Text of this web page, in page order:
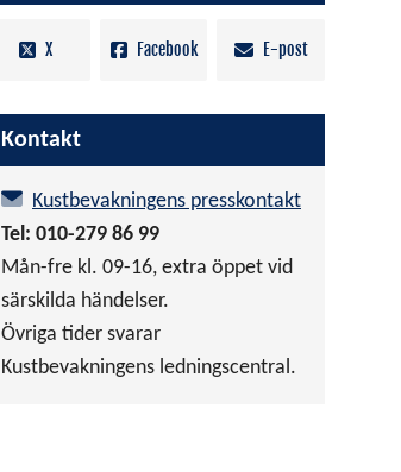
X Facebook E-post
Kontakt
Kustbevakningens presskontakt
Tel: 010-279 86 99
Mån-fre kl. 09-16, extra öppet vid
särskilda händelser.
Övriga tider svarar
Kustbevakningens ledningscentral.